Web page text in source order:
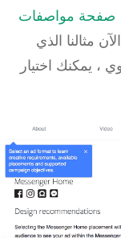
صفحة مواصفات
مثالنا الذي
، يمكنك اختيار